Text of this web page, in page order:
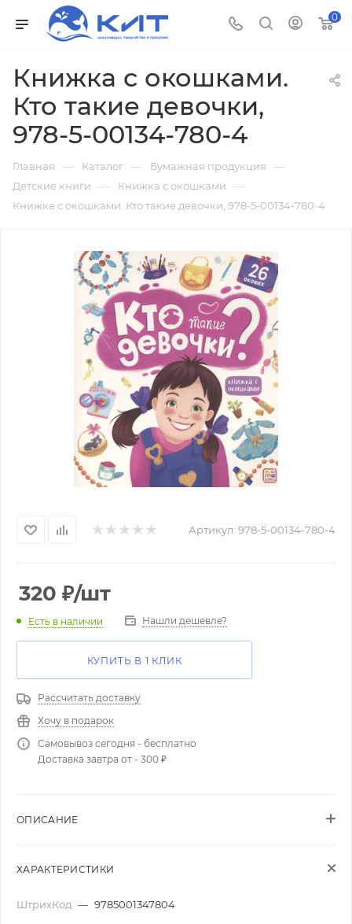
0
Книжка с окошками.
Кто такие девочки,
978-5-00134-780-4
Главная — Каталог — Бумажная продукция —
Детские книги — Книжка с окошками —
Книжка с окошками. Кто такие девочки, 978-5-00134-780-4
Артикул: 978-5-00134-780-4
320 ₽/шт
Есть в наличии Нашли дешевле?
КУПИТЬ В 1 КЛИК
Рассчитать доставку
Хочу в подарок
Самовывоз сегодня - бесплатно
Доставка завтра от - 300 ₽
ОПИСАНИЕ
ХАРАКТЕРИСТИКИ
ШтрихКод — 9785001347804